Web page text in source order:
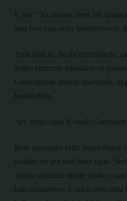
İç ses: “Ya tamam, evet, bir
ama ben hala acıyı
Ama tabii ki, bu tür durumlarda,
doğru emzirme teknikleri ve
Gerektiğinde doktor önerisiyle,
başlanabilir.
Acı Verici Ama Komik:
Beni tanıyanlar bilir; bazen hayatı
sıradan bir şey bile bana fazla
seansı sırasında meme yarası
hali oluşturuyor. Çünkü aynı